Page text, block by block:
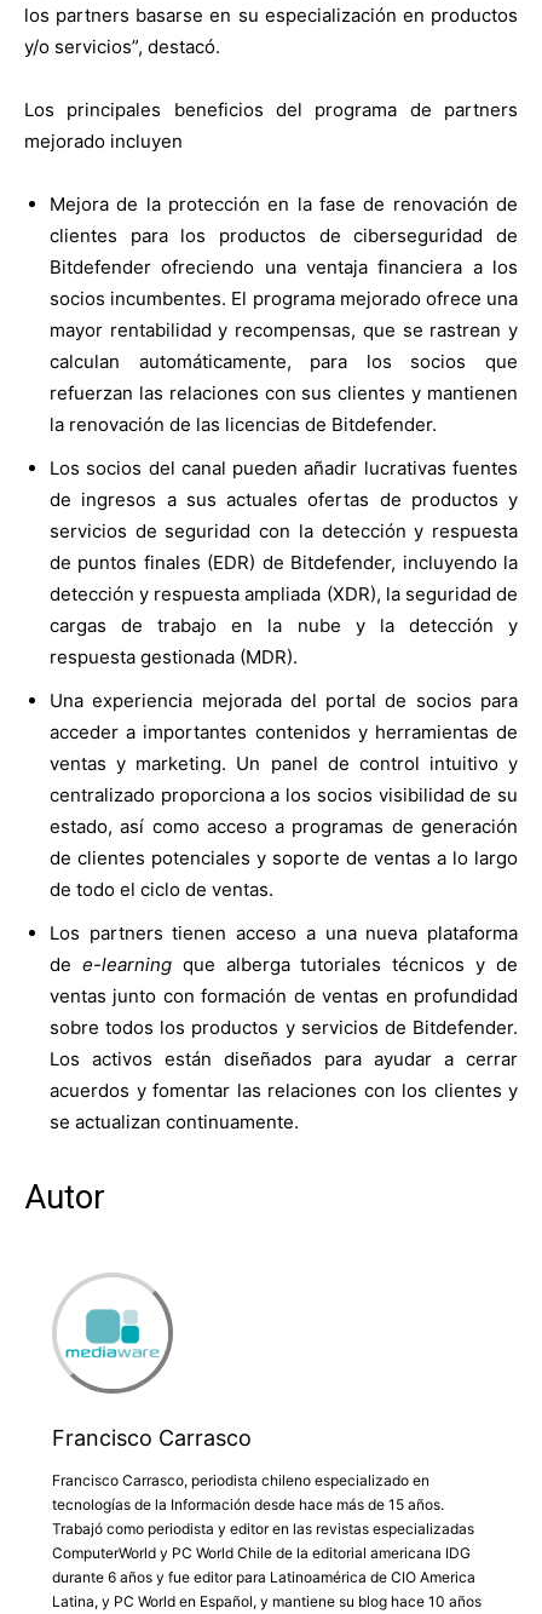
los partners basarse en su especialización en productos
y/o servicios”, destacó.
Los principales beneficios del programa de partners
mejorado incluyen
Mejora de la protección en la fase de renovación de
clientes para los productos de ciberseguridad de
Bitdefender ofreciendo una ventaja financiera a los
socios incumbentes. El programa mejorado ofrece una
mayor rentabilidad y recompensas, que se rastrean y
calculan automáticamente, para los socios que
refuerzan las relaciones con sus clientes y mantienen
la renovación de las licencias de Bitdefender.
Los socios del canal pueden añadir lucrativas fuentes
de ingresos a sus actuales ofertas de productos y
servicios de seguridad con la detección y respuesta
de puntos finales (EDR) de Bitdefender, incluyendo la
detección y respuesta ampliada (XDR), la seguridad de
cargas de trabajo en la nube y la detección y
respuesta gestionada (MDR).
Una experiencia mejorada del portal de socios para
acceder a importantes contenidos y herramientas de
ventas y marketing. Un panel de control intuitivo y
centralizado proporciona a los socios visibilidad de su
estado, así como acceso a programas de generación
de clientes potenciales y soporte de ventas a lo largo
de todo el ciclo de ventas.
Los partners tienen acceso a una nueva plataforma
de e-learningque alberga tutoriales técnicos y de
ventas junto con formación de ventas en profundidad
sobre todos los productos y servicios de Bitdefender.
Los activos están diseñados para ayudar a cerrar
acuerdos y fomentar las relaciones con los clientes y
se actualizan continuamente.
Autor
Francisco Carrasco
Francisco Carrasco, periodista chileno especializado en
tecnologías de la Información desde hace más de 15 años.
Trabajó como periodista y editor en las revistas especializadas
ComputerWorld y PC World Chile de la editorial americana IDG
durante 6 años y fue editor para Latinoamérica de CIO America
Latina, y PC World en Español, y mantiene su blog hace 10 años